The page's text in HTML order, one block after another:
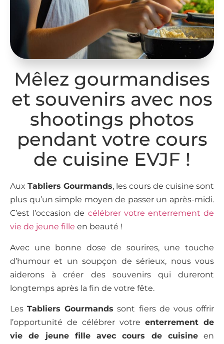
Mêlez gourmandises
et souvenirs avec nos
shootings photos
pendant votre cours
de cuisine EVJF !
Aux Tabliers Gourmands, les cours de cuisine sont
plus qu’un simple moyen de passer un après-midi.
C’est l’occasion de célébrer votre enterrement de
vie de jeune fille en beauté !
Avec une bonne dose de sourires, une touche
d’humour et un soupçon de sérieux, nous vous
aiderons à créer des souvenirs qui dureront
longtemps après la fin de votre fête.
LesTabliers Gourmands sont fiers de vous offrir
l’opportunité de célébrer votre enterrement de
vie de jeune fille avec cours de cuisineen